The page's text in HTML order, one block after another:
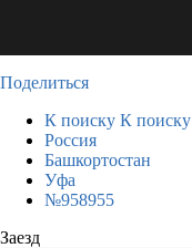
Поделиться
К поиску К поиску
Россия
Башкортостан
Уфа
№958955
Заезд